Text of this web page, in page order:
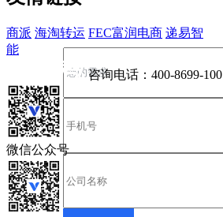
商派 海淘转运 FEC富润电商 递易智
能
咨询电话： 400-8699-100
微信公众号